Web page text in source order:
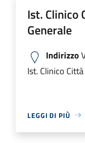
Ist. Clinico
Generale
Indirizzo
Ist. Clinico
LEGGI DI PIÙ